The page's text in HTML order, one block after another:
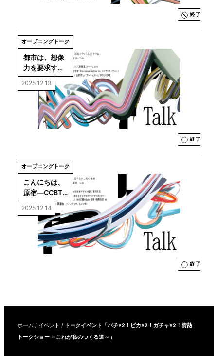
終了
オープニングトーク
都市は、想像
力を要求す
る。─CCBTで
「つくる」こ
ととは
2025.12.13
終了
オープニングトーク
こんにちは、
原宿―CCBT
と想像する少
し先の未来
2025.12.14
終了
ホーム / イベント / トークイベント「パチ×2！ビカ×2！ガチャ×2！情熱
トークショー ～これが私のつくる道～」